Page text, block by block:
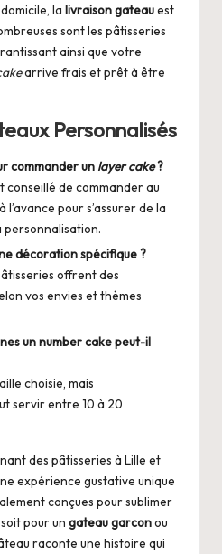
la livraison gateauest
sont les pâtisseries
ainsi que votre
arrive frais et prêt à être
Personnalisés
commander un layer cake?
conseillé de commander au
l’avance pour s’assurer de la
personnalisation.
décoration spécifique ?
offrent des
vos envies et thèmes
unnumber cakepeut-il
choisie, mais
servir entre 10 à 20
des pâtisseries à Lille et
expérience gustative unique
conçues pour sublimer
pour un gateau garconou
raconte une histoire qui